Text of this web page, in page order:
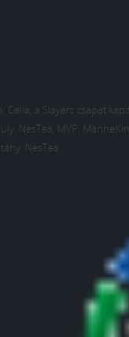
Cella, a Slayers csapat
NesTea, MVP,
NesTea